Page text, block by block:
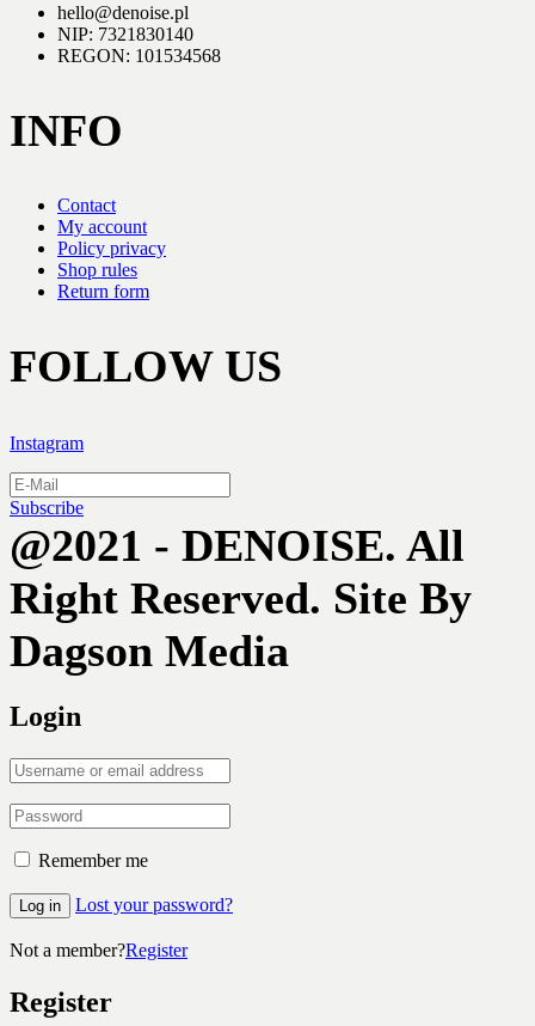
hello@denoise.pl
NIP: 7321830140
REGON: 101534568
INFO
Contact
My account
Policy privacy
Shop rules
Return form
FOLLOW US
Instagram
Subscribe
@2021 - DENOISE. All
Right Reserved. Site By
Dagson Media
Login
Remember me
Log in Lost your password?
Not a member?Register
Register